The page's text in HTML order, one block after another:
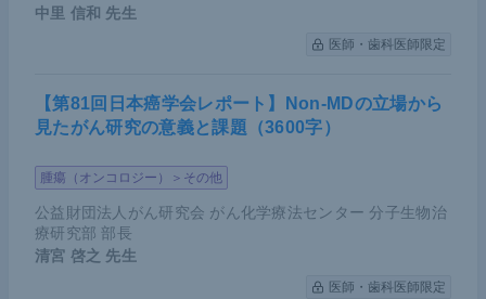
中里 信和 先生
医師・歯科医師限定
【第81回日本癌学会レポート】Non-MDの立場から
見たがん研究の意義と課題（3600字）
腫瘍（オンコロジー）＞その他
公益財団法人がん研究会 がん化学療法センター 分子生物治
療研究部 部長
清宮 啓之 先生
医師・歯科医師限定